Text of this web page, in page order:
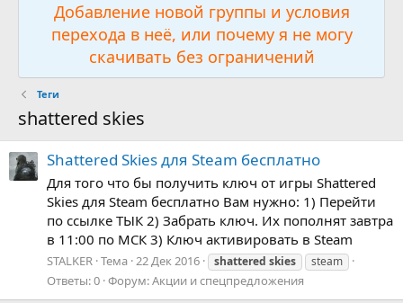
Добавление новой группы и условия
перехода в неё, или почему я не могу
скачивать без ограничений
Теги
shattered skies
Shattered Skies для Steam бесплатно
Для того что бы получить ключ от игры Shattered
Skies для Steam бесплатно Вам нужно: 1) Перейти
по ссылке ТЫК 2) Забрать ключ. Их пополнят завтра
в 11:00 по МСК 3) Ключ активировать в Steam
STALKER Тема 22 Дек 2016 shattered skies steam
Ответы: 0 Форум:Акции и спецпредложения